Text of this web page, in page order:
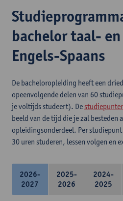
bachelor taal-
Engels-Spaans
De bacheloropleiding heeft een
opeenvolgende delen van 60
je voltijds studeert). De
beeld van de tijd die je zal besteden
opleidingsonderdeel. Per
30 uren studeren, lessen volgen en
2026-
2027
2025-
2026
2024-
2025